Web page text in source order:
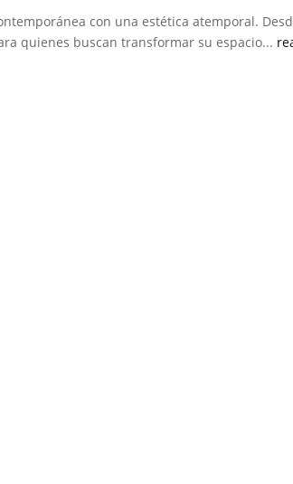
con una estética atemporal.
quienes buscan transformar su espacio...